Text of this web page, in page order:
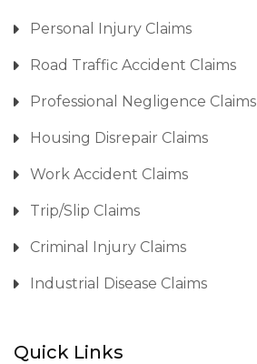
Personal Injury Claims
Road Traffic Accident Claims
Professional Negligence Claims
Housing Disrepair Claims
Work Accident Claims
Trip/Slip Claims
Criminal Injury Claims
Industrial Disease Claims
Quick Links